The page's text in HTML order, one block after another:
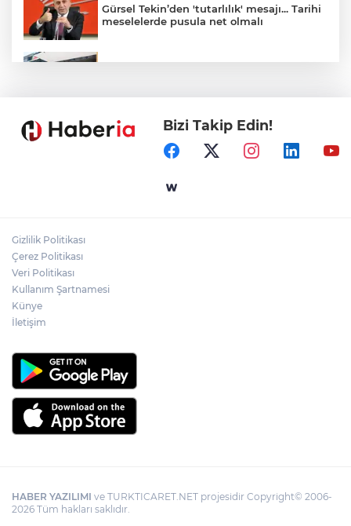
Gürsel Tekin’den 'tutarlılık' mesajı... Tarihi
meselelerde pusula net olmalı
Yalova'da makine arızası yapan tanker
güvenli bölgeye çekildi
YÖK'ten uluslararası mezunlara ikamet
Bizi Takip Edin!
Gizlilik Politikası
Çerez Politikası
Veri Politikası
Kullanım Şartnamesi
Künye
İletişim
HABER YAZILIMI ve TURKTICARET.NET projesidir Copyright© 2006-
2026 Tüm hakları saklıdır.